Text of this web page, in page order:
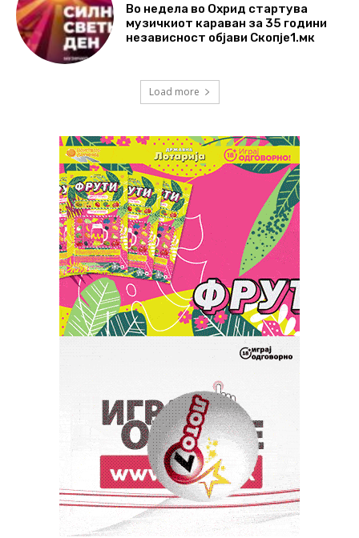
Во недела во Охрид стартува
музичкиот караван за 35 години
независност објави Скопје1.мк
Load more